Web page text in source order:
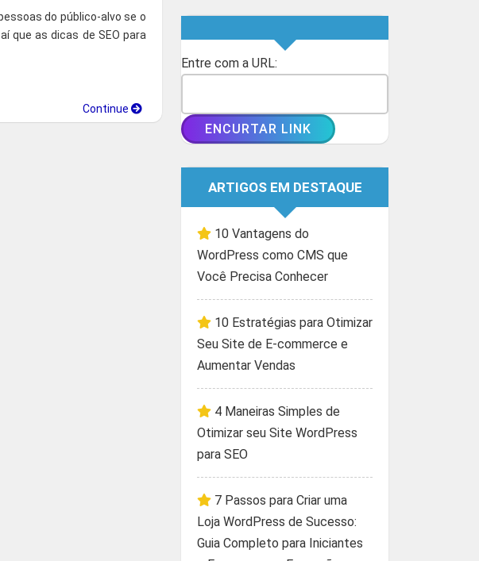
do público-alvo se o
que as dicas de SEO para
Continue
Entre com a URL:
ARTIGOS EM DESTAQUE
10 Vantagens do
WordPress como CMS que
Você Precisa Conhecer
10 Estratégias para Otimizar
Seu Site de E-commerce e
Aumentar Vendas
4 Maneiras Simples de
Otimizar seu Site WordPress
para SEO
7 Passos para Criar uma
Loja WordPress de Sucesso:
Guia Completo para Iniciantes